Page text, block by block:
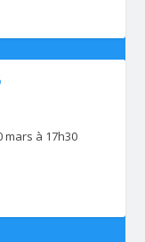
mars à 17h30